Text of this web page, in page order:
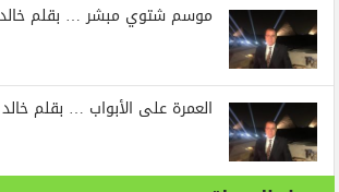
موسم شتوي مبشر … بقلم خالد
العمرة على الأبواب … بقلم